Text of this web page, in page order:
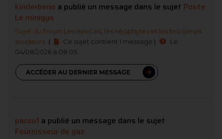
kinderbeno a publié un message dans le sujet Poste
Le minigys
Sujet du forum Les novices, les néophytes et les bricoleurs
soudeurs | Ce sujet contient 1 message |
Le
04/08/2026 à 08:05
ACCÉDER AU DERNIER MESSAGE
pacou1 a publié un message dans le sujet
Fournisseur de gaz